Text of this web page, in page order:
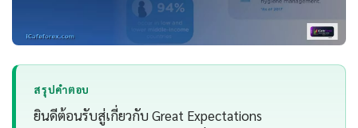
สรุปคำตอบ
ยินดีต้อนรับสู่เกี่ยวกับ Great Expectations